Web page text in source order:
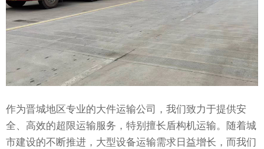
作为晋城地区专业的大件运输公司，我们致力于提供安
全、高效的超限运输服务，特别擅长盾构机运输。随着城
市建设的不断推进，大型设备运输需求日益增长，而我们